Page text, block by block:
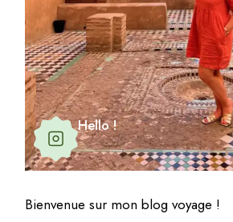
Hello !
Bienvenue sur mon blog voyage !